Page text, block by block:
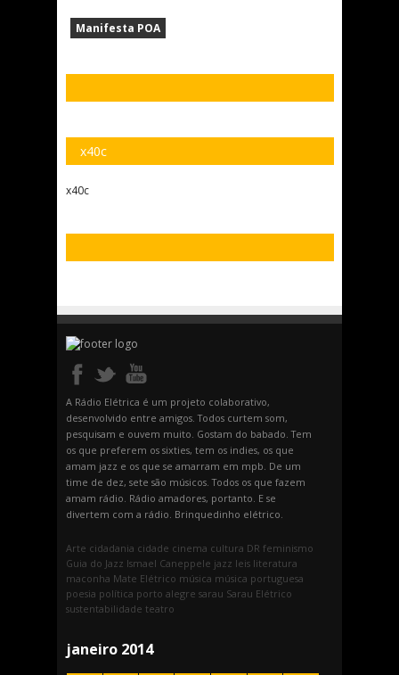
Manifesta POA
x40c
x40c
A Rádio Elétrica é um projeto colaborativo,
desenvolvido entre amigos. Todos curtem som,
pesquisam e ouvem muito. Gostam do babado. Tem
os que preferem os sixties, tem os indies, os que
amam jazz e os que se amarram em mpb. De um
time de dez, sete são músicos. Todos os que fazem
amam rádio. Rádio amadores, portanto. E se
divertem com a rádio. Brinquedinho elétrico.
Arte cidadania cidade cinema cultura DR feminismo
Guia do Jazz Ismael Caneppele jazz leis literatura
maconha Mate Elétrico música música portuguesa
poesia política porto alegre sarau Sarau Elétrico
sustentabilidade teatro
janeiro 2014